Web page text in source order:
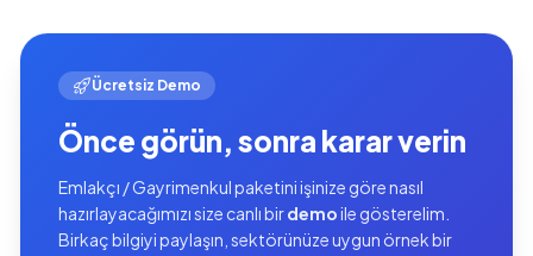
Ücretsiz Demo
Önce görün, sonra karar verin
Emlakçı / Gayrimenkul paketini işinize göre nasıl
hazırlayacağımızı size canlı birdemoile gösterelim.
Birkaç bilgiyi paylaşın, sektörünüze uygun örnek bir